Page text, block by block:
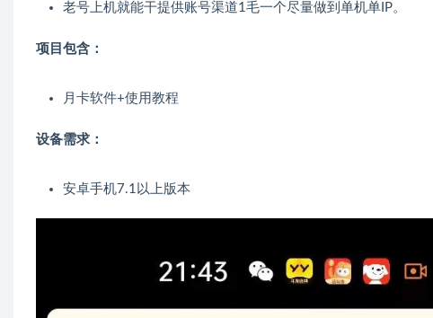
老号上机就能干提供账号渠道1毛一个尽量做到单机单IP。
项目包含：
月卡软件+使用教程
设备需求：
安卓手机7.1以上版本